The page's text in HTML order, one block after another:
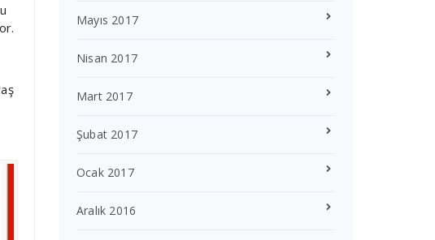
Mayıs 2017
Nisan 2017
Mart 2017
Şubat 2017
Ocak 2017
Aralık 2016